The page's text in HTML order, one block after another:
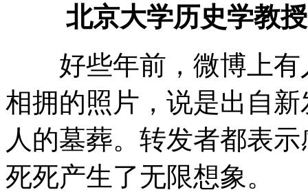
北京大学历史学教授
好些年前，微博上有
相拥的照片，说是出自
人的墓葬。转发者都表
死死产生了无限想象。